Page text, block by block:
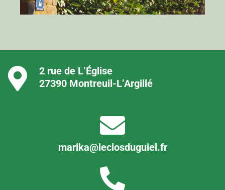
2 rue de L’Église
27390 Montreuil-L’Argillé
marika@leclosduguiel.fr